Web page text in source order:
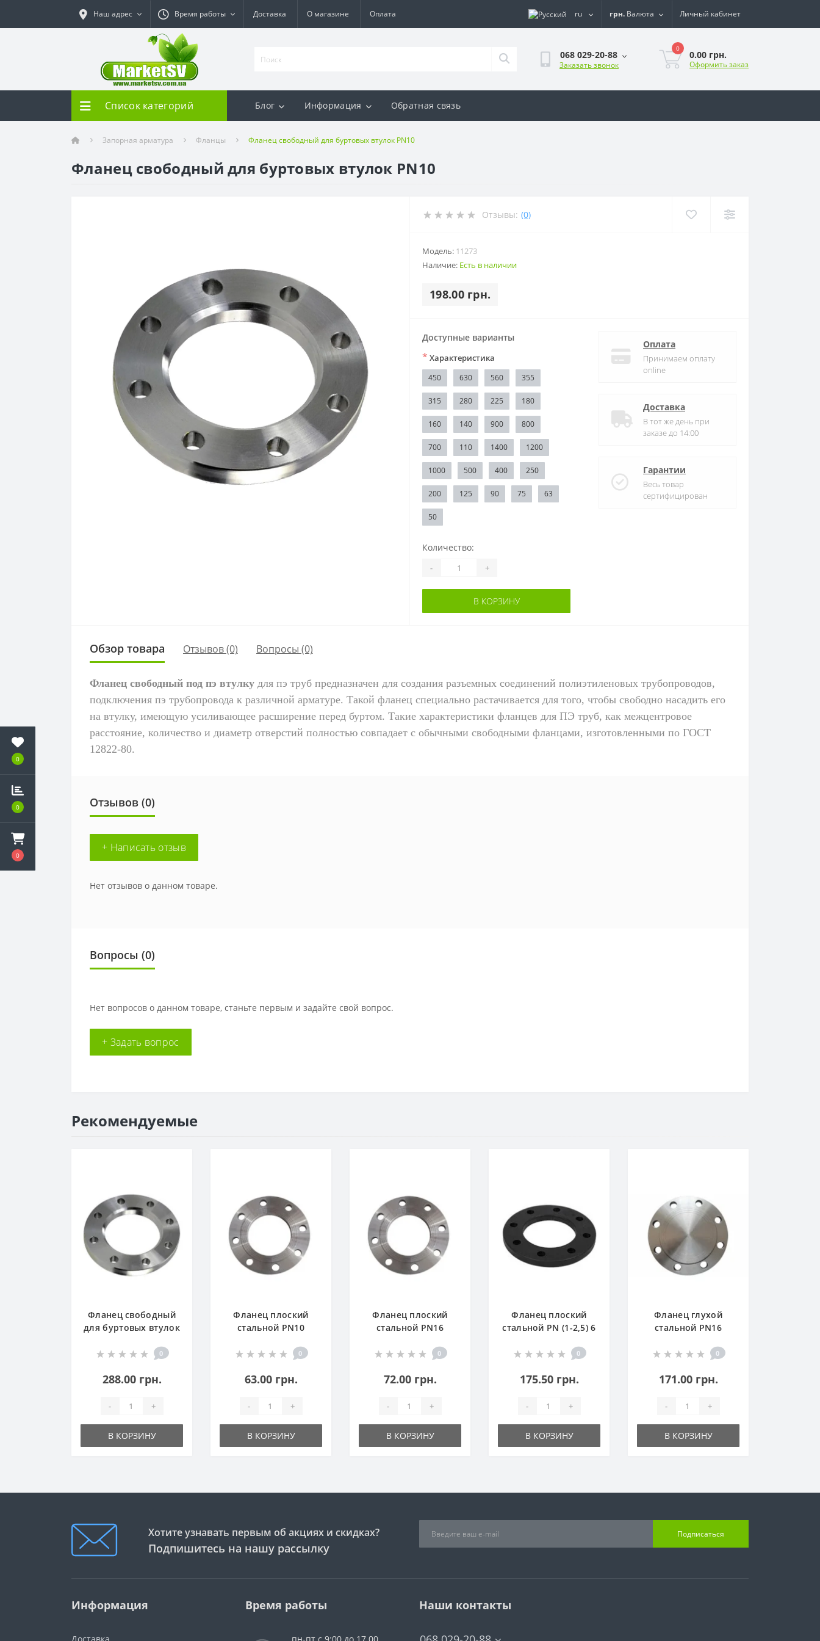
0
0
0
Наш адрес Время работы Доставка О магазине Оплата ru грн. Валюта Личный кабинет
068 029-20-88
Заказать звонок
0
0.00 грн.
Оформить заказ
Список категорий Блог Информация Обратная связь
Запорная арматура Фланцы Фланец свободный для буртовых втулок PN10
Фланец свободный для буртовых втулок PN10
Отзывы: (0)
Модель: 11273
Наличие: Есть в наличии
198.00 грн.
Доступные варианты
* Характеристика
450 630 560 355
315 280 225 180
160 140 900 800
700 110 1400 1200
1000 500 400 250
200 125 90 75 63
50
Количество:
- +
В КОРЗИНУ
Оплата
Принимаем оплату
online
Доставка
В тот же день при
заказе до 14:00
Гарантии
Весь товар
сертифицирован
Обзор товара Отзывов (0) Вопросы (0)
Фланец свободный под пэ втулку для пэ труб предназначен для создания разъемных соединений полиэтиленовых трубопроводов,
подключения пэ трубопровода к различной арматуре. Такой фланец специально растачивается для того, чтобы свободно насадить его
на втулку, имеющую усиливающее расширение перед буртом. Такие характеристики фланцев для ПЭ труб, как межцентровое
расстояние, количество и диаметр отверстий полностью совпадает с обычными свободными фланцами, изготовленными по ГОСТ
12822-80.
Отзывов (0)
+ Написать отзыв
Нет отзывов о данном товаре.
Вопросы (0)
Нет вопросов о данном товаре, станьте первым и задайте свой вопрос.
+ Задать вопрос
Рекомендуемые
Фланец свободный
для буртовых втулок
0
288.00 грн.
- +
В КОРЗИНУ
Фланец плоский
стальной PN10
0
63.00 грн.
- +
В КОРЗИНУ
Фланец плоский
стальной PN16
0
72.00 грн.
- +
В КОРЗИНУ
Фланец плоский
стальной PN (1-2,5) 6
0
175.50 грн.
- +
В КОРЗИНУ
Фланец глухой
стальной PN16
0
171.00 грн.
- +
В КОРЗИНУ
Хотите узнавать первым об акциях и скидках?
Подпишитесь на нашу рассылку
Подписаться
Информация Время работы Наши контакты